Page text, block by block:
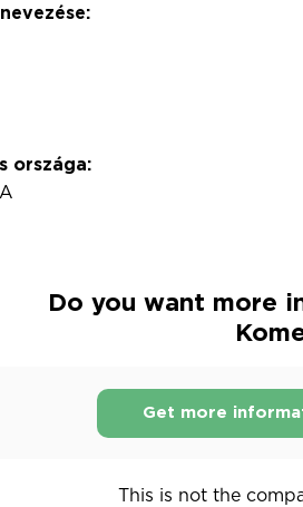
országa:
Do you want more
Get more
This is not the